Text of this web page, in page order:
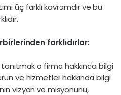
üç farklı kavramdır ve bu
farklıdırlar:
tanıtmak o firma hakkında bilgi
ve hizmetler hakkında bilgi
vizyon ve misyonunu,